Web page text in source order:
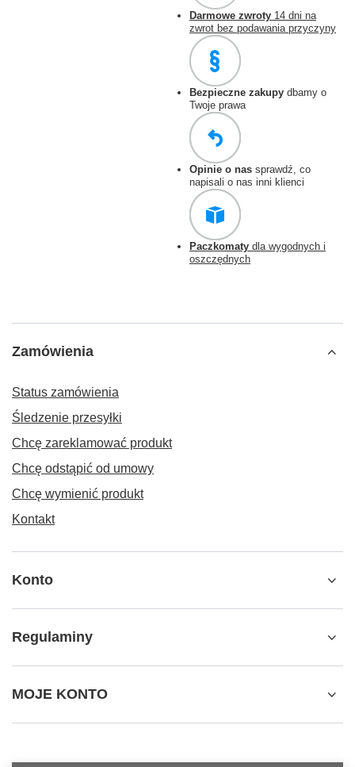
Darmowe zwroty 14 dni na
zwrot bez podawania przyczyny
Bezpieczne zakupy dbamy o
Twoje prawa
Opinie o nas sprawdź, co
napisali o nas inni klienci
Paczkomaty dla wygodnych i
oszczędnych
Zamówienia
Status zamówienia
Śledzenie przesyłki
Chcę zareklamować produkt
Chcę odstąpić od umowy
Chcę wymienić produkt
Kontakt
Konto
Regulaminy
MOJE KONTO